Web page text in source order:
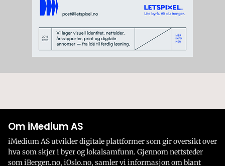
Om iMedium AS
iMedium AS utvikler digitale plattformer som gir oversikt over
hva som skjer i byer og lokalsamfunn. Gjennom nettsteder
som iBergen.no, iOslo.no, samler vi informasjon om blant